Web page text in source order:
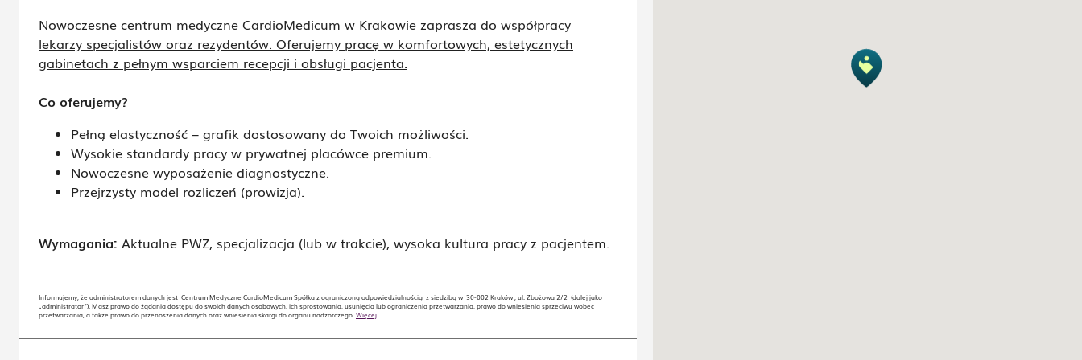
Nowoczesne centrum medyczne CardioMedicum w Krakowie zaprasza do współpracy
lekarzy specjalistów oraz rezydentów. Oferujemy pracę w komfortowych, estetycznych
gabinetach z pełnym wsparciem recepcji i obsługi pacjenta.
Co oferujemy?
Pełną elastyczność – grafik dostosowany do Twoich możliwości.
Wysokie standardy pracy w prywatnej placówce premium.
Nowoczesne wyposażenie diagnostyczne.
Przejrzysty model rozliczeń (prowizja).
Wymagania: Aktualne PWZ, specjalizacja (lub w trakcie), wysoka kultura pracy z pacjentem.
Informujemy, że administratorem danych jest Centrum Medyczne CardioMedicum Spółka z ograniczoną odpowiedzialnością z siedzibą w 30-002 Kraków , ul. Zbożowa 2/2 (dalej jako
„administrator”). Masz prawo do żądania dostępu do swoich danych osobowych, ich sprostowania, usunięcia lub ograniczenia przetwarzania, prawo do wniesienia sprzeciwu wobec
przetwarzania, a także prawo do przenoszenia danych oraz wniesienia skargi do organu nadzorczego. Więcej